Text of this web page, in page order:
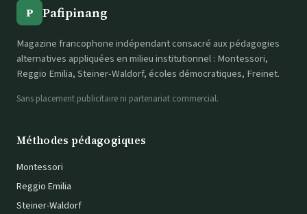
P Pafipinang
Magazine francophone indépendant consacré aux pédagogies
alternatives appliquées en milieu institutionnel : Montessori,
Reggio Emilia, Steiner-Waldorf, écoles démocratiques, Freinet.
Sans placement publicitaire ni partenariat commercial.
Méthodes pédagogiques
Montessori
Reggio Emilia
Steiner-Waldorf